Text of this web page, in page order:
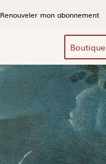
Renouveler mon abonnement
Boutique